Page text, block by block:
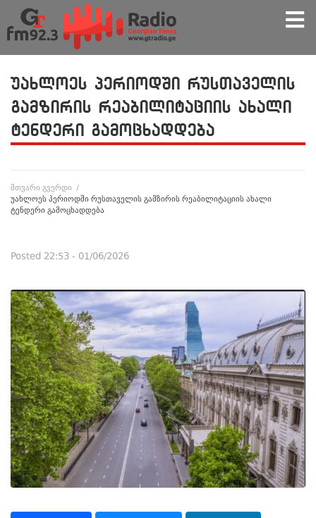
უახლოეს პერიოდში რუსთაველის
გამზირის რეაბილიტაციის ახალი
ტენდერი გამოცხადდება
მთვარი გვერდი /
უახლოეს პერიოდში რუსთაველის გამზირის რეაბილიტაციის ახალი
ტენდერი გამოცხადდება
Posted 22:53 - 01/06/2026